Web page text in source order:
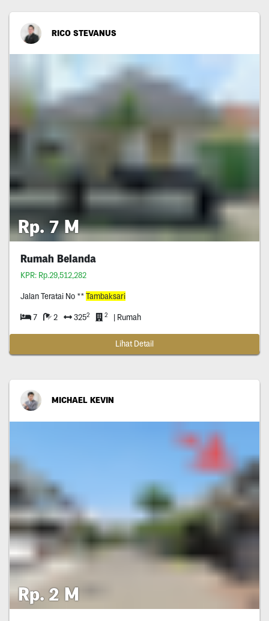
RICO STEVANUS
Rp. 7 M
Rumah Belanda
KPR: Rp.29,512,282
Jalan Teratai No **Tambaksari
7 2 3252 2 | Rumah
Lihat Detail
MICHAEL KEVIN
Rp. 2 M